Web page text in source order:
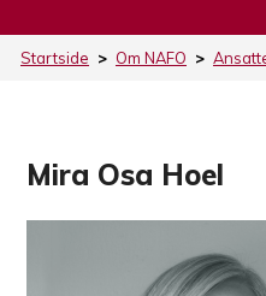
Startside > Om NAFO >
Mira Osa Hoel